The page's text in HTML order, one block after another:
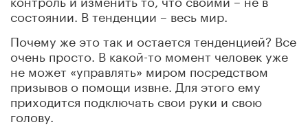
состоянии. В тенденции – весь мир.
Почему же это так и остается тенденцией? Все
очень просто. В какой-то момент человек уже
не может «управлять» миром посредством
призывов о помощи извне. Для этого ему
приходится подключать свои руки и свою
голову.